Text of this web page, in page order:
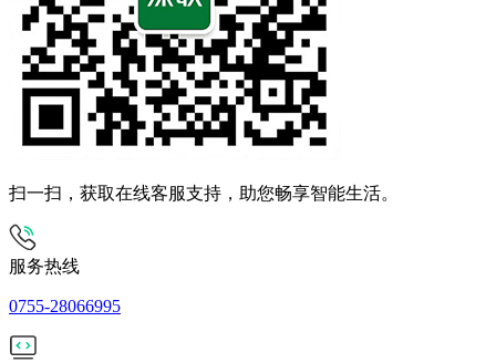
扫一扫，获取在线客服支持，助您畅享智能生活。
服务热线
0755-28066995